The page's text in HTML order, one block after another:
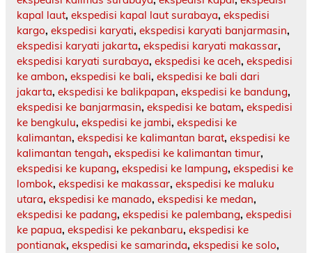
kapal laut, ekspedisi kapal laut surabaya, ekspedisi
kargo, ekspedisi karyati, ekspedisi karyati banjarmasin,
ekspedisi karyati jakarta, ekspedisi karyati makassar,
ekspedisi karyati surabaya, ekspedisi ke aceh, ekspedisi
ke ambon, ekspedisi ke bali, ekspedisi ke bali dari
jakarta, ekspedisi ke balikpapan, ekspedisi ke bandung,
ekspedisi ke banjarmasin, ekspedisi ke batam, ekspedisi
ke bengkulu, ekspedisi ke jambi, ekspedisi ke
kalimantan, ekspedisi ke kalimantan barat, ekspedisi ke
kalimantan tengah, ekspedisi ke kalimantan timur,
ekspedisi ke kupang, ekspedisi ke lampung, ekspedisi ke
lombok, ekspedisi ke makassar, ekspedisi ke maluku
utara, ekspedisi ke manado, ekspedisi ke medan,
ekspedisi ke padang, ekspedisi ke palembang, ekspedisi
ke papua, ekspedisi ke pekanbaru, ekspedisi ke
pontianak, ekspedisi ke samarinda, ekspedisi ke solo,